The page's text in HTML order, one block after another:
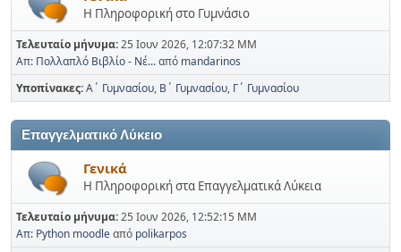
Η Πληροφορική στο Γυμνάσιο
Τελευταίο μήνυμα:25 Ιουν 2026, 12:07:32 ΜΜ
Απ: Πολλαπλό Βιβλίο - Νέ...από mandarinos
Υποπίνακες Α΄ Γυμνασίου Β΄ Γυμνασίου Γ΄ Γυμνασίου
Επαγγελματικό Λύκειο
Γενικά
Η Πληροφορική στα Επαγγελματικά Λύκεια
Τελευταίο μήνυμα:25 Ιουν 2026, 12:52:15 ΜΜ
Απ: Python moodleαπό polikarpos